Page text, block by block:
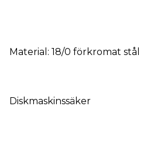
Material: 18/0 förkromat stål
Diskmaskinssäker